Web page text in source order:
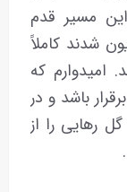
مسیر قدم
شدند کاملاً
که
باشد و در
رهایی را از